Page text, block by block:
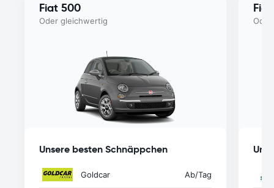
Fiat 500
Oder gleichwertig
Unsere besten Schnäppchen
Goldcar Ab/Tag